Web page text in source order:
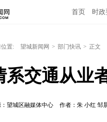
首页 时政
置: 望城新闻网 > 部门快讯 > 正文
系交通从业
望城区融媒体中心 作者：朱 小红 邹